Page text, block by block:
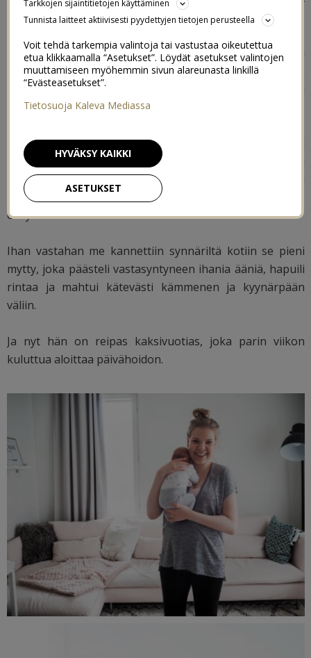
vuotta.
Ihan vasta me pyyhittiin kyyneliä silmäkulmasta lasten
ensimmäisessä kevätjuhlassa, kun kaksivuotias
keskimmäinenkin siellä esiintyi muiden ryhmäläisten
kanssa niin hienosti.
Ihan vasta mä lyllersin viimeisilläni raskaana meidän
isompien lasten joulujuhlaan siihen samaan päiväkotiin
ja kökötin mahani kanssa siellä päiväkodin penkillä
juhlasalissa katsomassa esikoisen ihanaa Frozen-
esitystä.
Ihan vastahan me kannettiin synnäriltä kotiin se pieni
mytty, joka päästeli vastasyntyneen ihania ääniä, hapuili
rintaa ja mahtui kätevästi kämmenen ja kyynärpään
väliin.
Ja nyt hän on reipas kaksivuotias, joka parin viikon
kuluttua aloittaa päivähoidon.
Tarkkojen sijaintitietojen käyttäminen
Tunnista laitteet aktiivisesti pyydettyjen tietojen perusteella
Voit tehdä tarkempia valintoja tai vastustaa oikeutettua
etua klikkaamalla “Asetukset”. Löydät asetukset valintojen
muuttamiseen myöhemmin sivun alareunasta linkillä
“Evästeasetukset”.
Tietosuoja Kaleva Mediassa
ASETUKSET
HYVÄKSY KAIKKI